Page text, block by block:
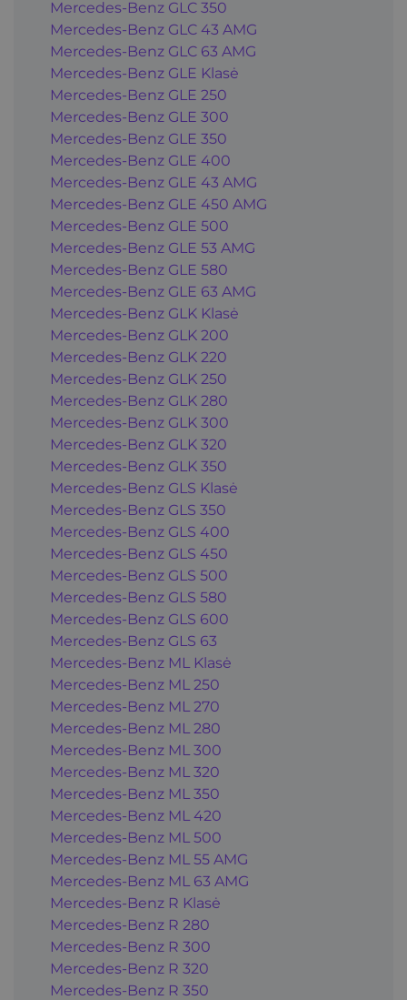
Mercedes-Benz GLC 350
Mercedes-Benz GLC 43 AMG
Mercedes-Benz GLC 63 AMG
Mercedes-Benz GLE Klasė
Mercedes-Benz GLE 250
Mercedes-Benz GLE 300
Mercedes-Benz GLE 350
Mercedes-Benz GLE 400
Mercedes-Benz GLE 43 AMG
Mercedes-Benz GLE 450 AMG
Mercedes-Benz GLE 500
Mercedes-Benz GLE 53 AMG
Mercedes-Benz GLE 580
Mercedes-Benz GLE 63 AMG
Mercedes-Benz GLK Klasė
Mercedes-Benz GLK 200
Mercedes-Benz GLK 220
Mercedes-Benz GLK 250
Mercedes-Benz GLK 280
Mercedes-Benz GLK 300
Mercedes-Benz GLK 320
Mercedes-Benz GLK 350
Mercedes-Benz GLS Klasė
Mercedes-Benz GLS 350
Mercedes-Benz GLS 400
Mercedes-Benz GLS 450
Mercedes-Benz GLS 500
Mercedes-Benz GLS 580
Mercedes-Benz GLS 600
Mercedes-Benz GLS 63
Mercedes-Benz ML Klasė
Mercedes-Benz ML 250
Mercedes-Benz ML 270
Mercedes-Benz ML 280
Mercedes-Benz ML 300
Mercedes-Benz ML 320
Mercedes-Benz ML 350
Mercedes-Benz ML 420
Mercedes-Benz ML 500
Mercedes-Benz ML 55 AMG
Mercedes-Benz ML 63 AMG
Mercedes-Benz R Klasė
Mercedes-Benz R 280
Mercedes-Benz R 300
Mercedes-Benz R 320
Mercedes-Benz R 350